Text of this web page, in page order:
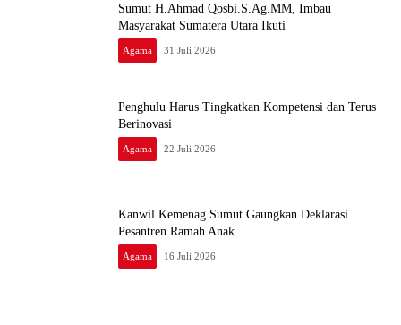
Sumut H.Ahmad Qosbi.S.Ag.MM, Imbau
Masyarakat Sumatera Utara Ikuti
Agama 31 Juli 2026
Penghulu Harus Tingkatkan Kompetensi dan Terus
Berinovasi
Agama 22 Juli 2026
Kanwil Kemenag Sumut Gaungkan Deklarasi
Pesantren Ramah Anak
Agama 16 Juli 2026